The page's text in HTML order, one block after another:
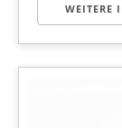
WEITERE